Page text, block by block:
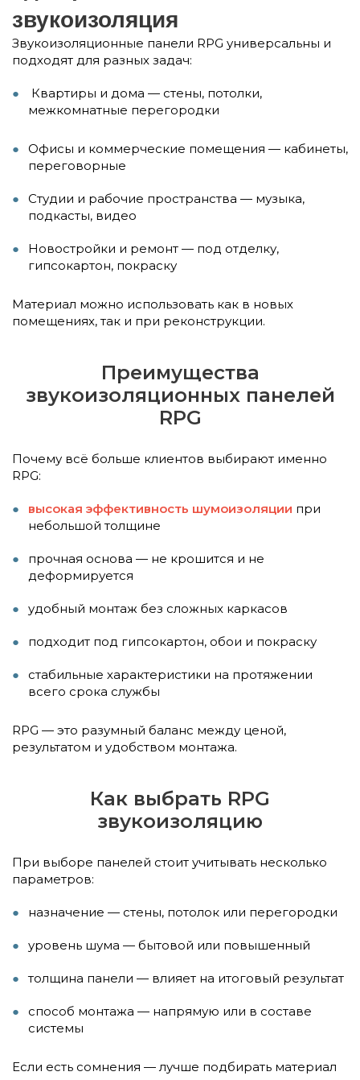
звукоизоляция
Звукоизоляционные панели RPG универсальны и
подходят для разных задач:
Квартиры и дома — стены, потолки,
межкомнатные перегородки
Офисы и коммерческие помещения — кабинеты,
переговорные
Студии и рабочие пространства — музыка,
подкасты, видео
Новостройки и ремонт — под отделку,
гипсокартон, покраску
Материал можно использовать как в новых
помещениях, так и при реконструкции.
Преимущества
звукоизоляционных панелей
RPG
Почему всё больше клиентов выбирают именно
RPG:
высокая эффективность шумоизоляции при
небольшой толщине
прочная основа — не крошится и не
деформируется
удобный монтаж без сложных каркасов
подходит под гипсокартон, обои и покраску
стабильные характеристики на протяжении
всего срока службы
RPG — это разумный баланс между ценой,
результатом и удобством монтажа.
Как выбрать RPG
звукоизоляцию
При выборе панелей стоит учитывать несколько
параметров:
назначение — стены, потолок или перегородки
уровень шума — бытовой или повышенный
толщина панели — влияет на итоговый результат
способ монтажа — напрямую или в составе
системы
Если есть сомнения — лучше подбирать материал